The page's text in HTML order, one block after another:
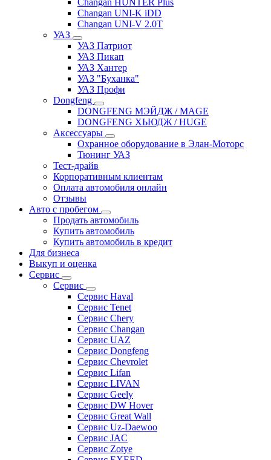
Changan HUNTER Plus
Changan UNI-K iDD
Changan UNI-V 2.0T
УАЗ
УАЗ Патриот
УАЗ Пикап
УАЗ Хантер
УАЗ "Буханка"
УАЗ Профи
Dongfeng
DONGFENG МЭЙДЖ / MAGE
DONGFENG ХЬЮДЖ / HUGE
Аксессуары
Охранное оборудование в Элан-Моторс
Тюнинг УАЗ
Тест-драйв
Корпоративным клиентам
Оплата автомобиля онлайн
Отзывы
Авто с пробегом
Продать автомобиль
Купить автомобиль
Купить автомобиль в кредит
Для бизнеса
Выкуп и оценка
Сервис
Сервис
Сервис Haval
Сервис Tenet
Сервис Chery
Сервис Changan
Сервис UAZ
Сервис Dongfeng
Сервис Chevrolet
Сервис Lifan
Сервис LIVAN
Сервис Geely
Сервис DW Hover
Сервис Great Wall
Сервис Uz-Daewoo
Сервис JAC
Сервис Zotye